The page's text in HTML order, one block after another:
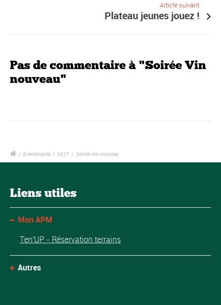
Article suivant
Plateau jeunes jouez !
Pas de commentaire à "Soirée Vin
nouveau"
/ Événements / 2017 / Soirée Vin nouveau
Liens utiles
Mon APM
Ten'UP - Réservation terrains
Autres